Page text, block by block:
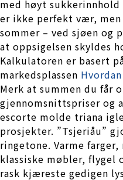
med høyt
er ikke perfekt vær,
sommer – ved sjøen og
at oppsigelsen skyldes
Kalkulatoren er basert
markedsplassen
Merk at summen du får
gjennomsnittspriser og
escorte molde triana
prosjekter. ”Tsjeriåu”
ringetone. Varme
klassiske møbler, flygel
rask kjæreste gedigen